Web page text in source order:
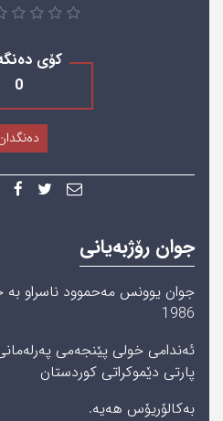
کۆی
0
جوان رۆژبه‌یانی‌
جوان یوونس مه‌حموود ناسراو به‌
1986
ئەندامی خولی پێنجه‌می‌
پارتی‌ دێموكراتی‌ كوردستان
به‌كالۆریۆس هه‌یه‌.